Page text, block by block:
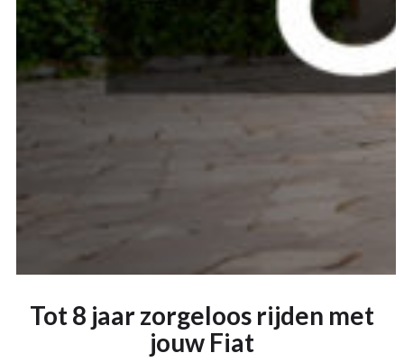
Tot 8 jaar zorgeloos rijden met
jouw Fiat